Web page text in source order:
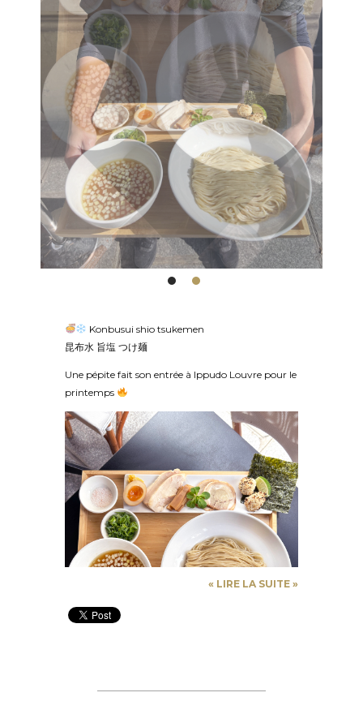
de l’été, à consommer sur place ou bien à
emporter. Laissez-vous tenter par ce ramen au
goût puisant de par son bouillon tonkotsu mais
également par la fraîcheur de nos nouilles de blé
faites maison et de ses différents toppings !
Il est disponible chezIppudoLouvre jusqu’à la fin
de l’été, laissez-vous tenter par ce ramen au goût
puisant de par son bouillon tonkotsu mais
également par la fraîcheur de nos nouilles de blé
faites maison et de ses différents toppings !
Konbusui shio tsukemen
昆布水 旨塩 つけ麺
Une pépite fait son entrée à Ippudo Louvre pour le
printemps
« LIRE LA SUITE »